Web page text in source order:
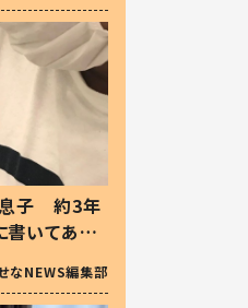
息子 約3年
書いてあっ
せなNEWS編集部